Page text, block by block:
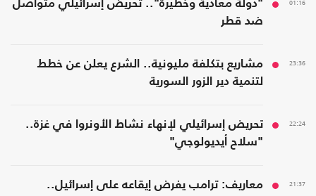
01:16
"دولة معادية وخطيرة".. تحريض إسرائيلي متواصل
ضد قطر
23:36
مشاريع بتكلفة مليونية.. الشرع يعلن عن خطط
لتنمية دير الزور السورية
22:24
تحريض إسرائيلي لإنهاء نشاط الأونروا في غزة..
"سلاح أيديولوجي"
21:37
معاريف: ترامب يفرض إيقاعه على إسرائيل..